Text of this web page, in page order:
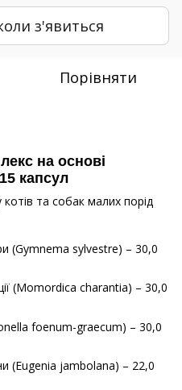
з'явиться
Порівняти
на основі
капсул
та собак малих порід
(Gymnema sylvestre) – 30,0
(Momordica charantia) – 30,0
foenum-graecum) – 30,0
(Eugenia jambolana) – 22,0